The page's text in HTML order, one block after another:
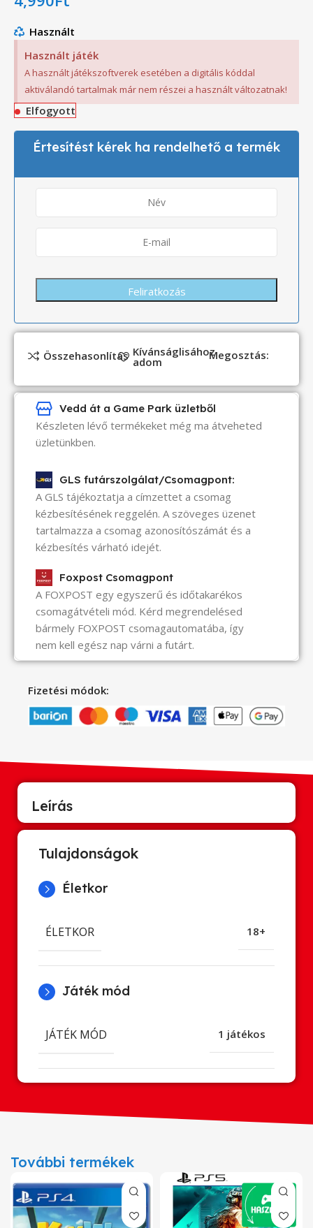
Használt
Használt játék
A használt játékszoftverek esetében a digitális kóddal
aktiválandó tartalmak már nem részei a használt változatnak!
Elfogyott
Értesítést kérek ha rendelhető a termék
Összehasonlítás Kívánságlisához
adom Megosztás:
Vedd át a Game Park üzletből
Készleten lévő termékeket még ma átveheted
üzletünkben.
GLS futárszolgálat/Csomagpont:
A GLS tájékoztatja a címzettet a csomag
kézbesítésének reggelén. A szöveges üzenet
tartalmazza a csomag azonosítószámát és a
kézbesítés várható idejét.
Foxpost Csomagpont
A FOXPOST egy egyszerű és időtakarékos
csomagátvételi mód. Kérd megrendelésed
bármely FOXPOST csomagautomatába, így
nem kell egész nap várni a futárt.
Fizetési módok:
Leírás
Tulajdonságok
Életkor
ÉLETKOR 18+
Játék mód
JÁTÉK MÓD 1 játékos
További termékek